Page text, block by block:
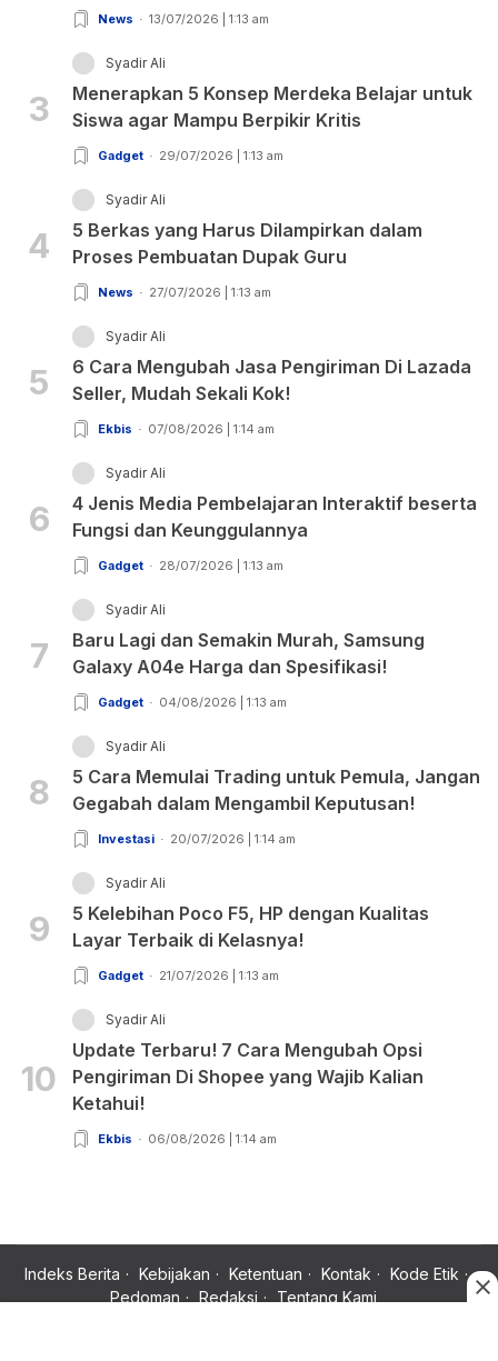
News 13/07/2026 | 1:13 am
3
Syadir Ali
Menerapkan 5 Konsep Merdeka Belajar untuk
Siswa agar Mampu Berpikir Kritis
Gadget 29/07/2026 | 1:13 am
4
Syadir Ali
5 Berkas yang Harus Dilampirkan dalam
Proses Pembuatan Dupak Guru
News 27/07/2026 | 1:13 am
5
Syadir Ali
6 Cara Mengubah Jasa Pengiriman Di Lazada
Seller, Mudah Sekali Kok!
Ekbis 07/08/2026 | 1:14 am
6
Syadir Ali
4 Jenis Media Pembelajaran Interaktif beserta
Fungsi dan Keunggulannya
Gadget 28/07/2026 | 1:13 am
7
Syadir Ali
Baru Lagi dan Semakin Murah, Samsung
Galaxy A04e Harga dan Spesifikasi!
Gadget 04/08/2026 | 1:13 am
8
Syadir Ali
5 Cara Memulai Trading untuk Pemula, Jangan
Gegabah dalam Mengambil Keputusan!
Investasi 20/07/2026 | 1:14 am
9
Syadir Ali
5 Kelebihan Poco F5, HP dengan Kualitas
Layar Terbaik di Kelasnya!
Gadget 21/07/2026 | 1:13 am
10
Syadir Ali
Update Terbaru! 7 Cara Mengubah Opsi
Pengiriman Di Shopee yang Wajib Kalian
Ketahui!
Ekbis 06/08/2026 | 1:14 am
Indeks Berita Kebijakan Ketentuan Kontak
Kode Etik
Pedoman
Redaksi Tentang Kami